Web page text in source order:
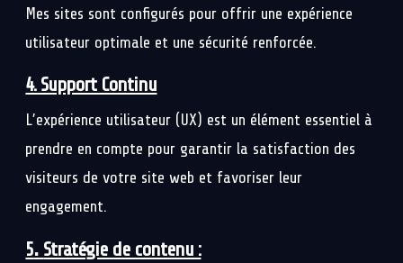
Mes sites sont configurés pour offrir une expérience
utilisateur optimale et une sécurité renforcée.
4. Support Continu
L’expérience utilisateur (UX) est un élément essentiel à
prendre en compte pour garantir la satisfaction des
visiteurs de votre site web et favoriser leur
engagement.
5. Stratégie de contenu :